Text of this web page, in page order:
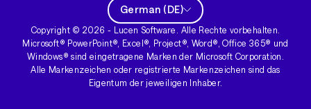
German (DE)
Copyright ©2026 - Lucen Software. Alle Rechte vorbehalten.
Microsoft® PowerPoint®, Excel®, Project®, Word®, Office 365® und
Windows® sind eingetragene Marken der Microsoft Corporation.
Alle Markenzeichen oder registrierte Markenzeichen sind das
Eigentum der jeweiligen Inhaber.